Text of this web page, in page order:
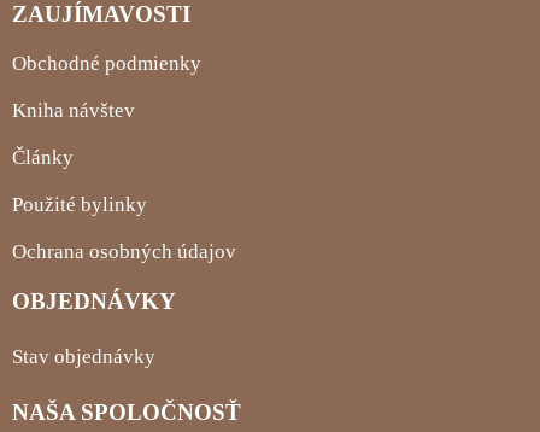
ZAUJÍMAVOSTI
Obchodné podmienky
Kniha návštev
Články
Použité bylinky
Ochrana osobných údajov
OBJEDNÁVKY
Stav objednávky
NAŠA SPOLOČNOSŤ